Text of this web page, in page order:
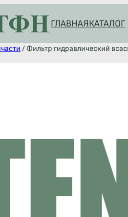
ГЛАВНАЯКАТАЛОГ
/ Фильтр гидравлический